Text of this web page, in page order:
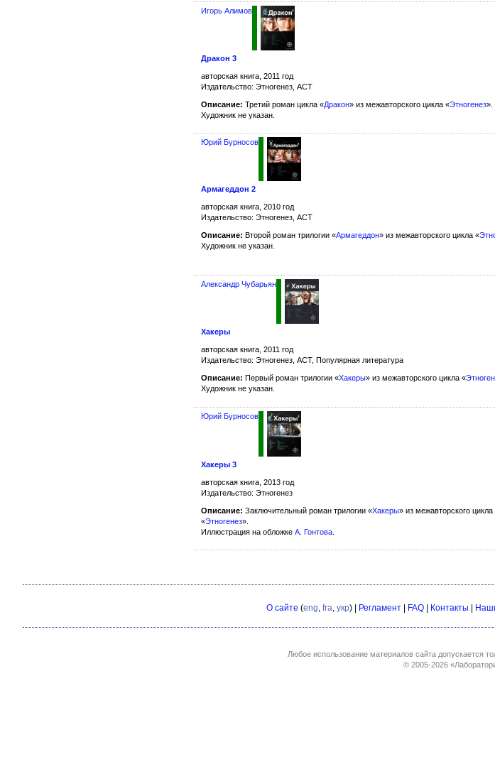
Игорь Алимов
Дракон 3
авторская книга, 2011 год
Издательство: Этногенез, АСТ
Описание: Третий роман цикла «Дракон» из межавторского цикла «Этногенез».
Художник не указан.
Юрий Бурносов
Армагеддон 2
авторская книга, 2010 год
Издательство: Этногенез, АСТ
Описание: Второй роман трилогии «Армагеддон» из межавторского цикла «
Художник не указан.
Александр Чубарьян
Хакеры
авторская книга, 2011 год
Издательство: Этногенез, АСТ, Популярная литература
Описание: Первый роман трилогии «Хакеры» из межавторского цикла «
Художник не указан.
Юрий Бурносов
Хакеры 3
авторская книга, 2013 год
Издательство: Этногенез
Описание: Заключительный роман трилогии «Хакеры» из межавторского цикла
«Этногенез».
Иллюстрация на обложке А. Гонтова
О сайте (eng, fra, укр) | Регламент FAQ Контакты
Любое использование материалов сайта допускается
© 2005-2026